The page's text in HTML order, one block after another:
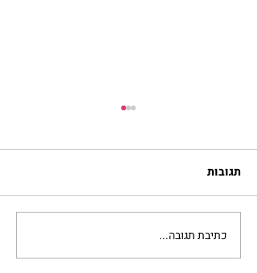
סלט מצליבים | ג’סיקה
הלפרין
תגובות
כתיבת תגובה...